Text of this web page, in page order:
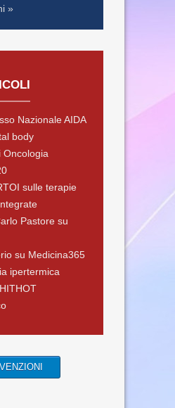
»
Nazionale AIDA
body
Oncologia
sulle terapie
Pastore su
su Medicina365
ipertermica